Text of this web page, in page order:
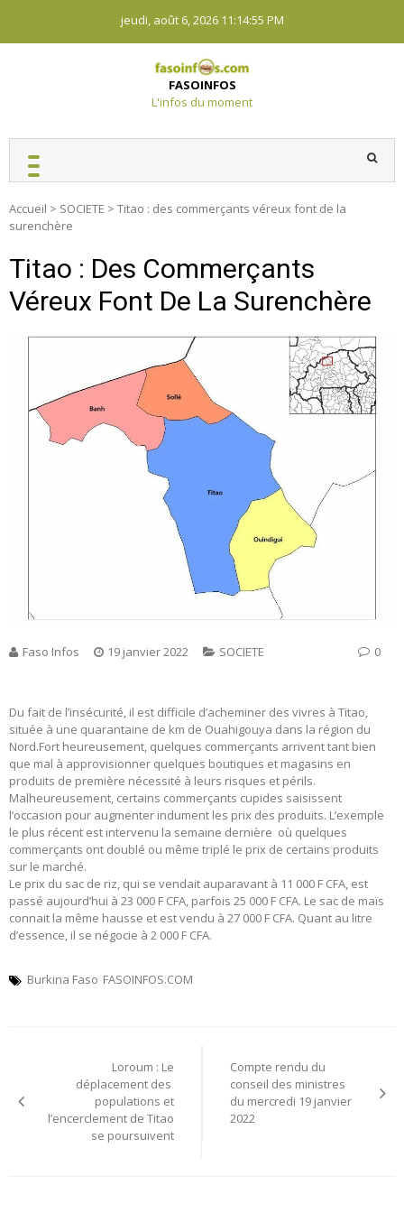
content
jeudi, août 6, 2026 11:14:56 PM
FASOINFOS
L'infos du moment
Accueil > SOCIETE > Titao : des commerçants véreux font de la
surenchère
Titao : Des Commerçants
Véreux Font De La Surenchère
Faso Infos 19 janvier 2022 SOCIETE 0
Du fait de l’insécurité, il est difficile d’acheminer des vivres à Titao,
située à une quarantaine de km de Ouahigouya dans la région du
Nord.Fort heureusement, quelques commerçants arrivent tant bien
que mal à approvisionner quelques boutiques et magasins en
produits de première nécessité à leurs risques et périls.
Malheureusement, certains commerçants cupides saisissent
l’occasion pour augmenter indument les prix des produits. L’exemple
le plus récent est intervenu la semaine dernière où quelques
commerçants ont doublé ou même triplé le prix de certains produits
sur le marché.
Le prix du sac de riz, qui se vendait auparavant à 11 000 F CFA, est
passé aujourd’hui à 23 000 F CFA, parfois 25 000 F CFA. Le sac de maïs
connait la même hausse et est vendu à 27 000 F CFA. Quant au litre
d’essence, il se négocie à 2 000 F CFA.
Burkina Faso FASOINFOS.COM
l’article
Loroum : Le
déplacement des
populations et
l’encerclement de Titao
se poursuivent
Compte rendu du
conseil des ministres
du mercredi 19 janvier
2022